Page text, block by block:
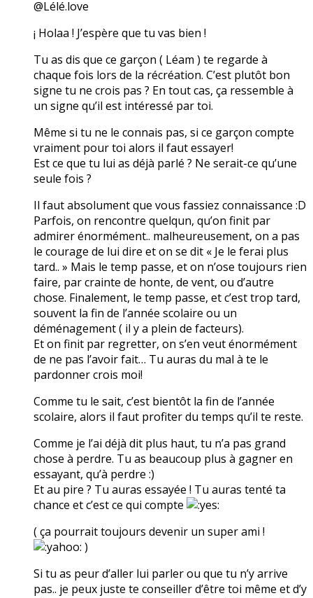
@Lélé.love
¡ Holaa ! J’espère que tu vas bien !
Tu as dis que ce garçon ( Léam ) te regarde à
chaque fois lors de la récréation. C’est plutôt bon
signe tu ne crois pas ? En tout cas, ça ressemble à
un signe qu’il est intéressé par toi.
Même si tu ne le connais pas, si ce garçon compte
vraiment pour toi alors il faut essayer!
Est ce que tu lui as déjà parlé ? Ne serait-ce qu’une
seule fois ?
Il faut absolument que vous fassiez connaissance :D
Parfois, on rencontre quelqun, qu’on finit par
admirer énormément.. malheureusement, on a pas
le courage de lui dire et on se dit « Je le ferai plus
tard.. » Mais le temp passe, et on n’ose toujours rien
faire, par crainte de honte, de vent, ou d’autre
chose. Finalement, le temp passe, et c’est trop tard,
souvent la fin de l’année scolaire ou un
déménagement ( il y a plein de facteurs).
Et on finit par regretter, on s’en veut énormément
de ne pas l’avoir fait… Tu auras du mal à te le
pardonner crois moi!
Comme tu le sait, c’est bientôt la fin de l’année
scolaire, alors il faut profiter du temps qu’il te reste.
Comme je l’ai déjà dit plus haut, tu n’a pas grand
chose à perdre. Tu as beaucoup plus à gagner en
essayant, qu’à perdre :)
Et au pire ? Tu auras essayée ! Tu auras tenté ta
chance et c’est ce qui compte
( ça pourrait toujours devenir un super ami !
)
Si tu as peur d’aller lui parler ou que tu n’y arrive
pas.. je peux juste te conseiller d’être toi même et d’y